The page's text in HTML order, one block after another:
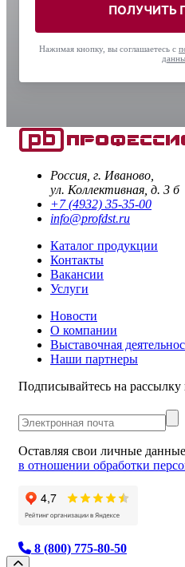
ПОЛУЧИТЬ
Нажимая кнопку, вы соглашаетесь с
Россия, г. Иваново,
ул. Коллективная, д. 3 б
+7 (4932) 35-35-00
info@profdst.ru
Каталог продукции
Контакты
Вакансии
Услуги
Новости
О компании
Выставочная
Наши партнеры
Подписывайтесь на рассылку
Оставляя свои личные
в отношении обработки
8 (800) 775-80-50